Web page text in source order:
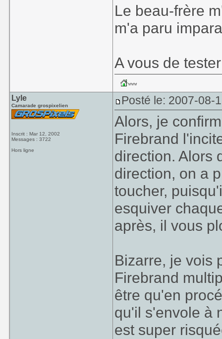
Le beau-frère
m'a paru
A vous de
Lyle
Camarade grospixelien
Inscrit : Mar 12, 2002
Messages : 3722
Hors ligne
Posté le: 2007-08-
Alors, je
Firebrand
direction. Alors
direction, on a
toucher,
esquiver
après, il vous
Bizarre, je vois
Firebrand
être qu'en
qu'il s'envole à
est super